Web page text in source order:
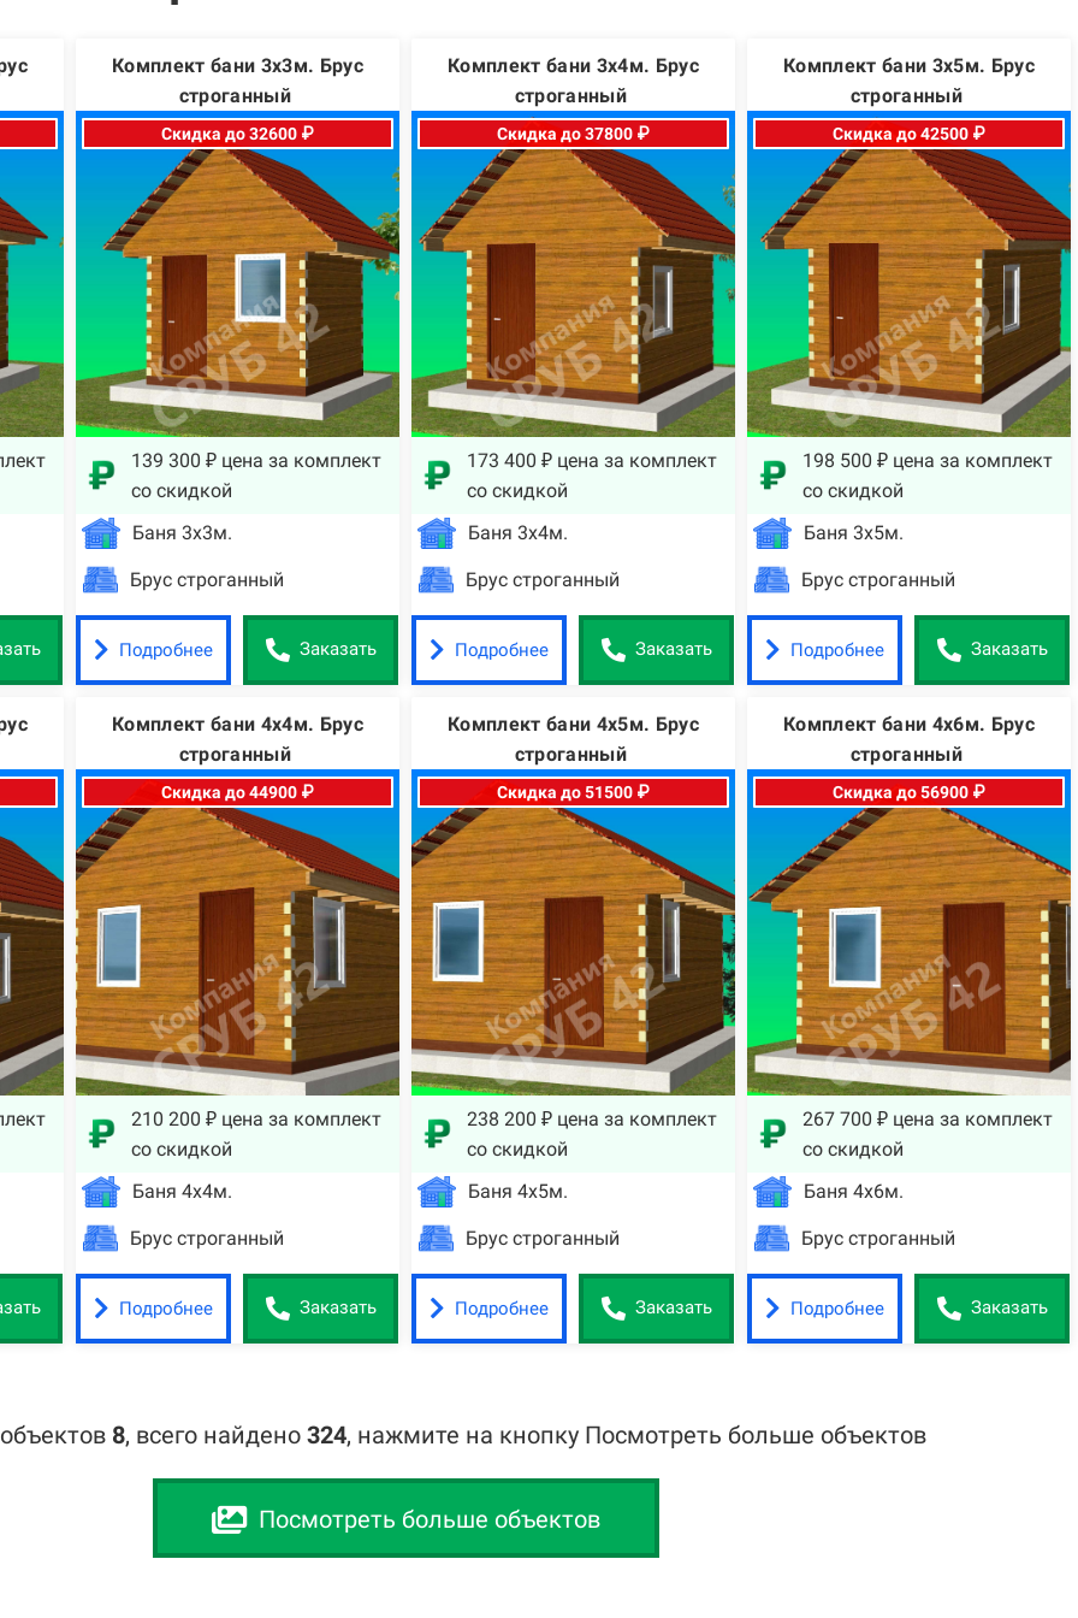
Комплект бани 3х3м. Брус
строганный
Скидка до 32600 ₽
139 300 ₽ цена за комплект
со скидкой
Баня 3х3м.
Брус строганный
Подробнее Заказать
Комплект бани 3х4м. Брус
строганный
Скидка до 37800 ₽
173 400 ₽ цена за комплект
со скидкой
Баня 3х4м.
Брус строганный
Подробнее Заказать
Комплект бани 3х5м. Брус
строганный
Скидка до 42500 ₽
198 500 ₽ цена за комплект
со скидкой
Баня 3х5м.
Брус строганный
Подробнее Заказать
Комплект бани 4х4м. Брус
строганный
Скидка до 44900 ₽
210 200 ₽ цена за комплект
со скидкой
Баня 4х4м.
Брус строганный
Подробнее Заказать
Комплект бани 4х5м. Брус
строганный
Скидка до 51500 ₽
238 200 ₽ цена за комплект
со скидкой
Баня 4х5м.
Брус строганный
Подробнее Заказать
Комплект бани 4х6м. Брус
строганный
Скидка до 56900 ₽
267 700 ₽ цена за комплект
со скидкой
Баня 4х6м.
Брус строганный
Подробнее Заказать
8, всего найдено 324, нажмите на кнопку Посмотреть больше объектов
Посмотреть больше объектов